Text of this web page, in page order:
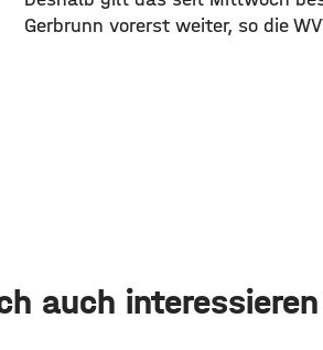
Gerbrunn vorerst weiter, so die
auch interessieren